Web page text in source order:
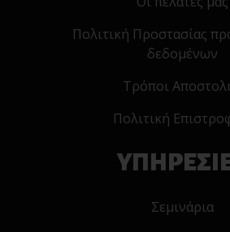
Πολιτική Προστασίας
δεδομένων
Τρόποι
Πολιτική
Σεμινάρια